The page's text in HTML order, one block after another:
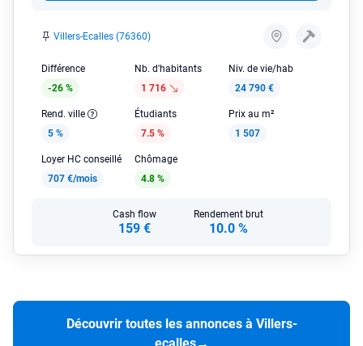
Villers-Ecalles (76360)
Différence
-26 %
Nb. d'habitants
1 716
Niv. de vie/hab
24 790 €
Rend. ville
5 %
Étudiants
7.5 %
Prix au m²
1 507
Loyer HC conseillé
707 €/mois
Chômage
4.8 %
Cash flow
159 €
Rendement brut
10.0 %
Découvrir toutes les annonces à Villers-